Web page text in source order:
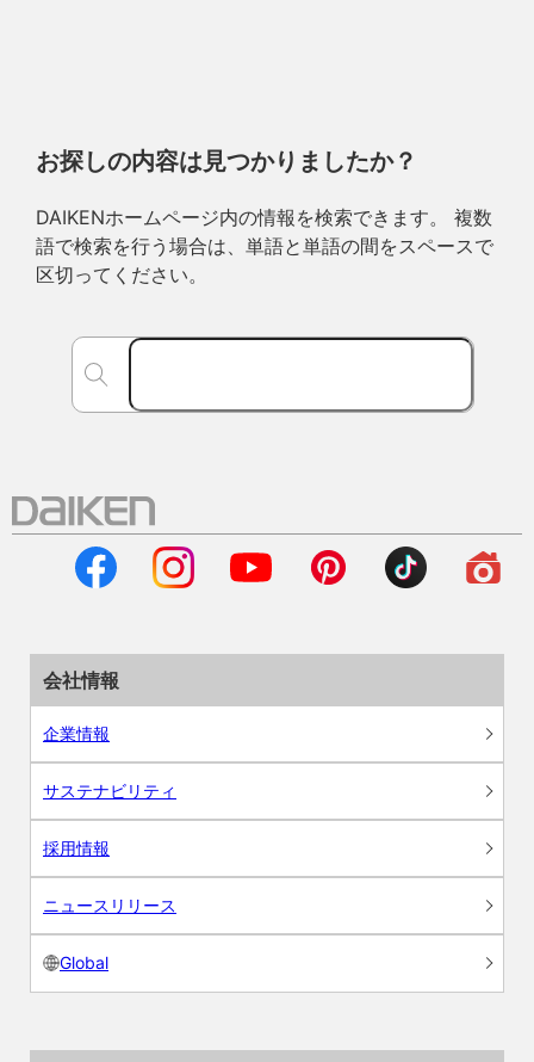
お探しの内容は見つかりましたか？
DAIKENホームページ内の情報を検索できます。 複数
語で検索を行う場合は、単語と単語の間をスペースで
区切ってください。
会社情報
企業情報
サステナビリティ
採用情報
ニュースリリース
Global